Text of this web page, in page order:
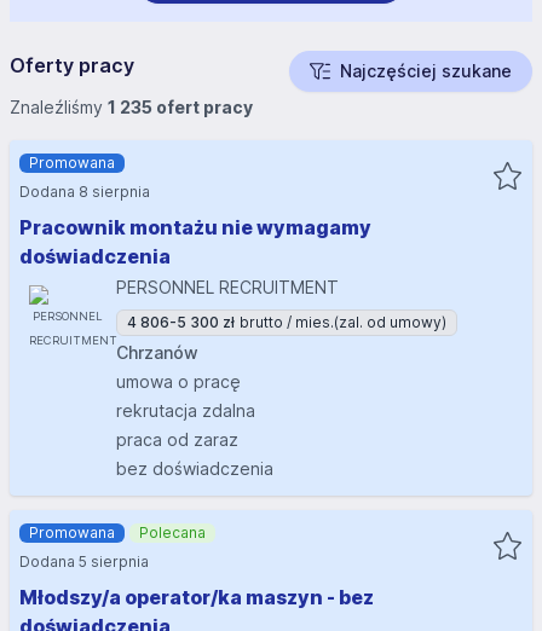
Oferty pracy
Najczęściej szukane
Znaleźliśmy 1 235 ofert pracy
Pracownik montażu nie wymagamy
doświadczenia
PERSONNEL RECRUITMENT
4 806-5 300 zł brutto / mies.(zal. od umowy)
Chrzanów
umowa o pracę
rekrutacja zdalna
praca od zaraz
bez doświadczenia
Promowana
Dodana 8 sierpnia
Młodszy/a operator/ka maszyn - bez
doświadczenia
Promowana
Polecana
Dodana 5 sierpnia